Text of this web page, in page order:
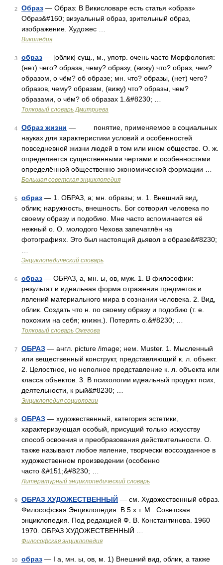
2 Образ — Образ: В Викисловаре есть статья «образ»
Образ&#160; визуальный образ, зрительный образ,
изображение. Художес …
Википедия
3 образ — [облик] сущ., м., употр. очень часто Морфология:
(нет) чего? образа, чему? образу, (вижу) что? образ, чем?
образом, о чём? об образе; мн. что? образы, (нет) чего?
образов, чему? образам, (вижу) что? образы, чем?
образами, о чём? об образах 1.&#8230; …
Толковый словарь Дмитриева
4 Образ жизни — понятие, применяемое в социальных
науках для характеристики условий и особенностей
повседневной жизни людей в том или ином обществе. О. ж.
определяется существенными чертами и особенностями
определённой общественно экономической формации …
Большая советская энциклопедия
5 образ — 1. ОБРАЗ, а; мн. образы; м. 1. Внешний вид,
облик; наружность, внешность. Бог сотворил человека по
своему образу и подобию. Мне часто вспоминается её
нежный о. О. молодого Чехова запечатлён на
фотографиях. Это был настоящий дьявол в образе&#8230;
Энциклопедический словарь
6 образ — ОБРАЗ, а, мн. ы, ов, муж. 1. В философии:
результат и идеальная форма отражения предметов и
явлений материального мира в сознании человека. 2. Вид,
облик. Создать что н. по своему образу и подобию (т. е.
похожим на себя; книжн.). Потерять о.&#8230; …
Толковый словарь Ожегова
7 ОБРАЗ — англ. picture /image; нем. Muster. 1. Мысленный
или вещественный конструкт, представляющий к. л. объект.
2. Целостное, но неполное представление к. л. объекта или
класса объектов. 3. В психологии идеальный продукт псих,
деятельности, к рый&#8230; …
Энциклопедия социологии
8 ОБРАЗ — художественный, категория эстетики,
характеризующая особый, присущий только искусству
способ освоения и преобразования действительности. О.
также называют любое явление, творчески воссозданное в
художественном произведении (особенно
часто &#151;&#8230; …
Литературный энциклопедический словарь
9 ОБРАЗ ХУДОЖЕСТВЕННЫЙ — см. Художественный образ.
Философская Энциклопедия. В 5 х т. М.: Советская
энциклопедия. Под редакцией Ф. В. Константинова. 1960
1970. ОБРАЗ ХУДОЖЕСТВЕННЫЙ …
Философская энциклопедия
10 образ — I а, мн. ы, ов, м. 1) Внешний вид, облик, а также